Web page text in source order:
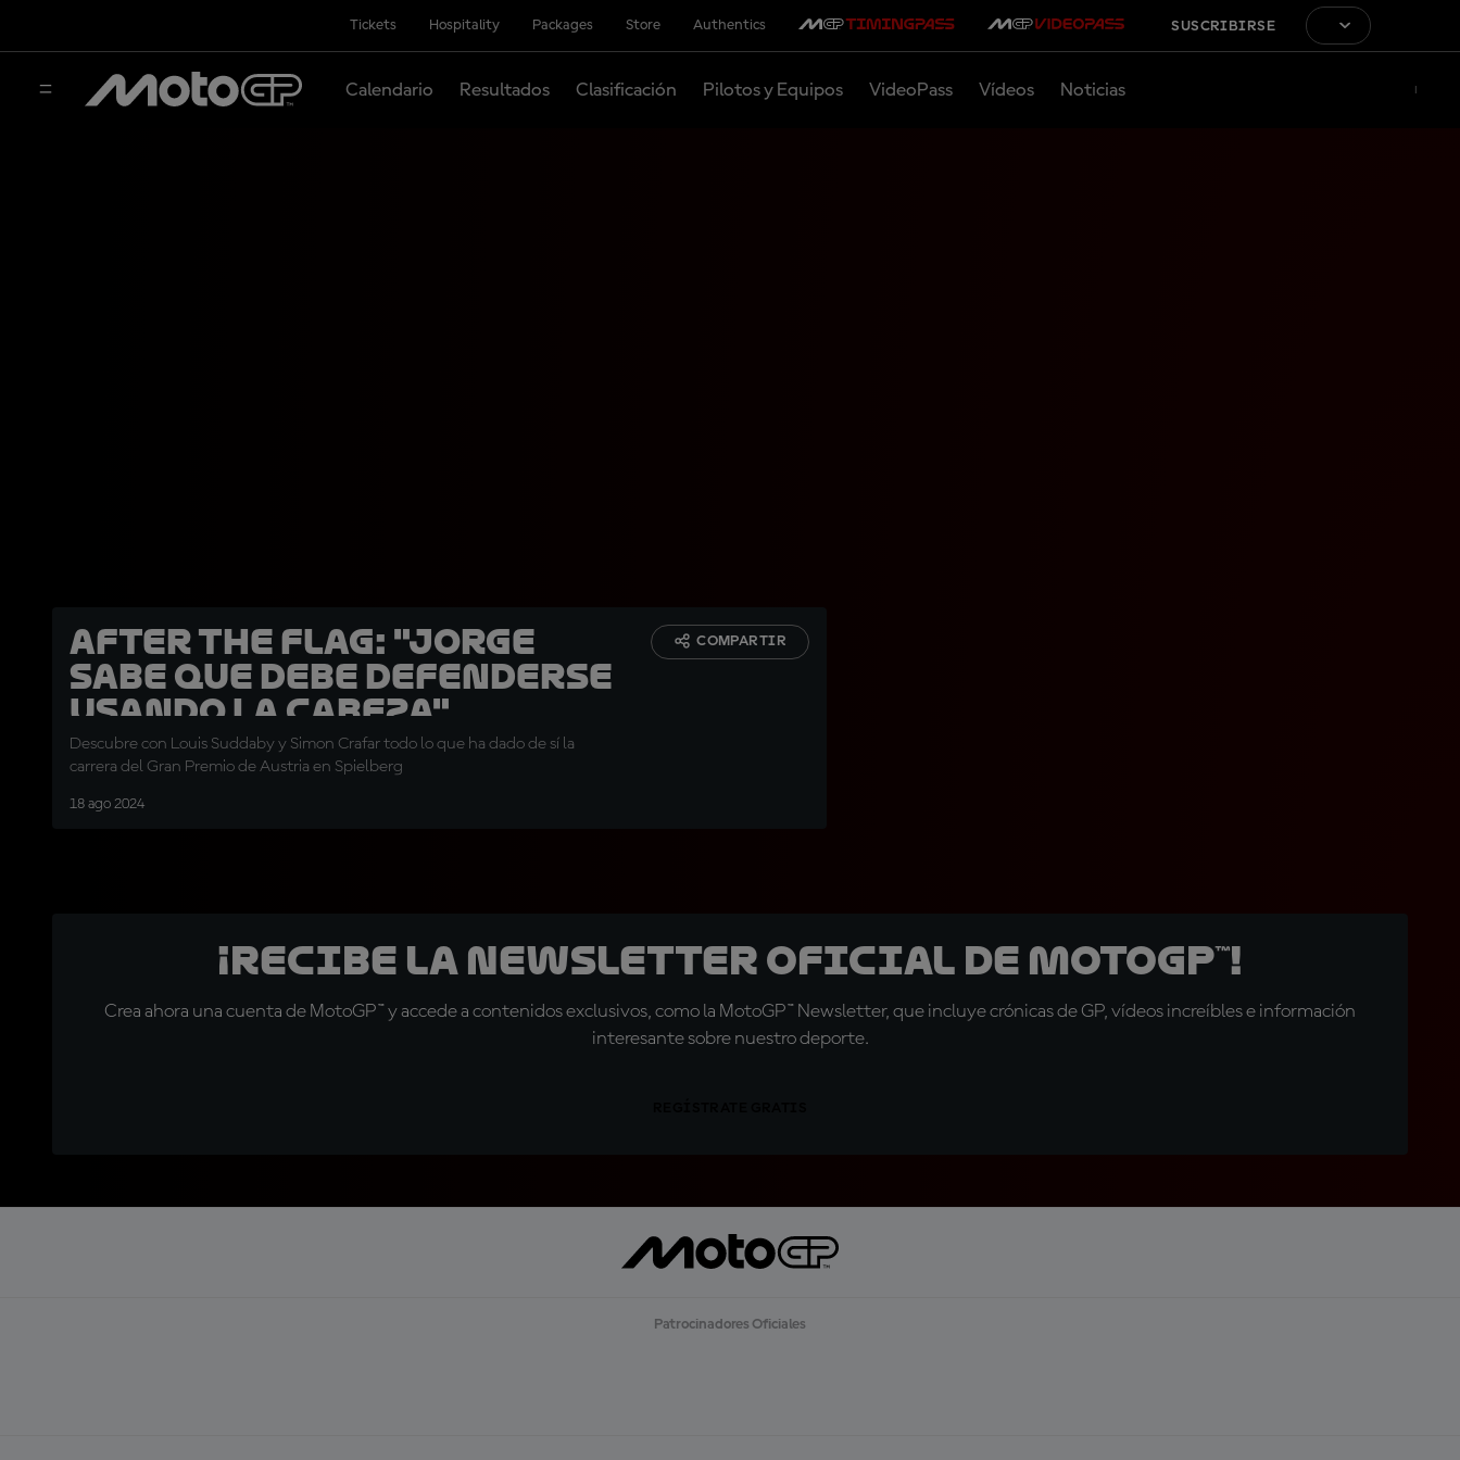
Tickets Hospitality Packages Store Authentics SUSCRIBIRSE
Calendario Resultados Clasificación Pilotos y Equipos VideoPass Vídeos Noticias
After the Flag: "Jorge
sabe que debe defenderse
usando la cabeza"
Descubre con Louis Suddaby y Simon Crafar todo lo que ha dado de sí la
carrera del Gran Premio de Austria en Spielberg
18 ago 2024
COMPARTIR
¡Recibe la Newsletter oficial de MotoGP™!
Crea ahora una cuenta de MotoGP™ y accede a contenidos exclusivos, como la MotoGP™ Newsletter, que incluye crónicas de GP, vídeos increíbles e información
interesante sobre nuestro deporte.
Patrocinadores Oficiales